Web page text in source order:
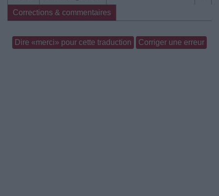
Corrections & commentaires
Dire «merci» pour cette traduction Corriger une erreur